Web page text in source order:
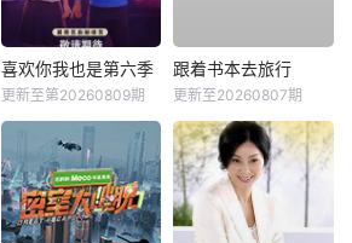
喜欢你我也是第六季
更新至第20260809期
跟着书本去旅行
更新至20260807期